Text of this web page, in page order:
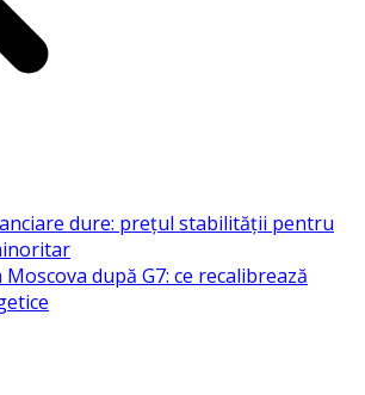
dure: prețul stabilității pentru
după G7: ce recalibrează